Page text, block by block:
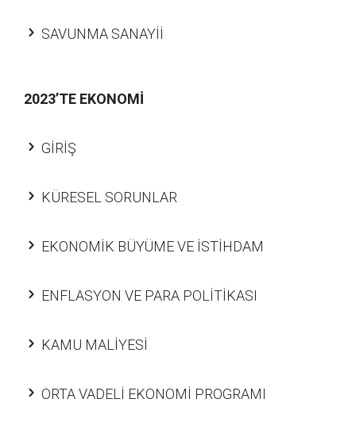
SAVUNMA SANAYİİ
2023’TE EKONOMİ
GİRİŞ
KÜRESEL SORUNLAR
EKONOMİK BÜYÜME VE İSTİHDAM
ENFLASYON VE PARA POLİTİKASI
KAMU MALİYESİ
ORTA VADELİ EKONOMİ PROGRAMI